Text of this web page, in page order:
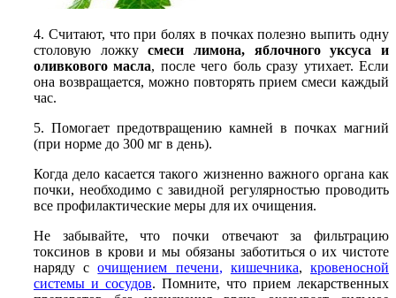
4. Считают, что при болях в почках полезно выпить одну
столовую ложкусмеси лимона, яблочного уксуса и
оливкового масла, после чего боль сразу утихает. Если
она возвращается, можно повторять прием смеси каждый
час.
5. Помогает предотвращению камней в почках магний
(при норме до 300 мг в день).
Когда дело касается такого жизненно важного органа как
почки, необходимо с завидной регулярностью проводить
все профилактические меры для их очищения.
Не забывайте, что почки отвечают за фильтрацию
токсинов в крови и мы обязаны заботиться о их чистоте
наряду сочищением печени, кишечника,кровеносной
системы и сосудов. Помните, что прием лекарственных